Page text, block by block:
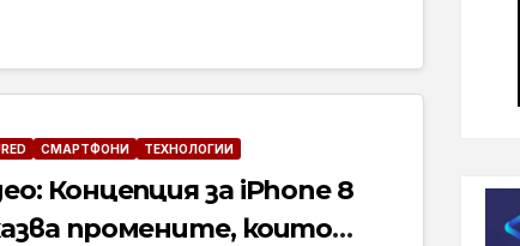
СМАРТФОНИ ТЕХНОЛОГИИ
Концепция за iPhone 8
промените, които